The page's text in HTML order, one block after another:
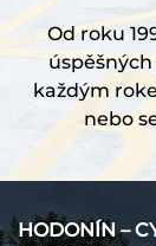
Od roku
každým
nebo
HODONÍN –